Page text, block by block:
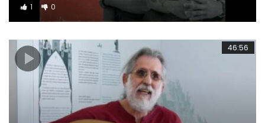
1
0
46:56